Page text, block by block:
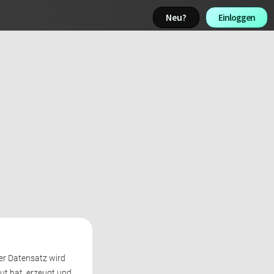
Neu? Einloggen
Datensatz wird